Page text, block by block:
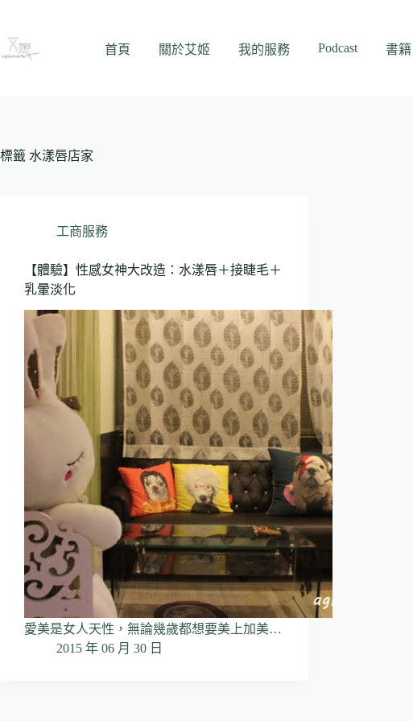
主
首頁 關於艾姬 我的服務 Podcast 書籍
標籤 水漾唇店家
工商服務
【體驗】性感女神大改造：水漾唇＋接睫毛＋
乳暈淡化
愛美是女人天性，無論幾歲都想要美上加美…
2015 年 06 月 30 日